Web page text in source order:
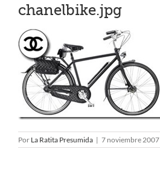
chanelbike.jpg
Por La Ratita Presumida | 7 noviembre 2007